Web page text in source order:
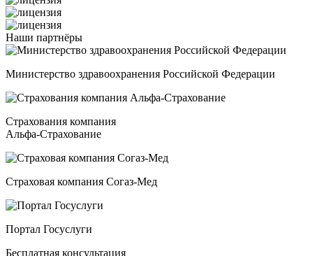
Наши партнёры
Министерство здравоохранения Российской Федерации
Страхования компания
Альфа-Страхование
Страховая компания Согаз-Мед
Портал Госуслуги
Бесплатная консультация